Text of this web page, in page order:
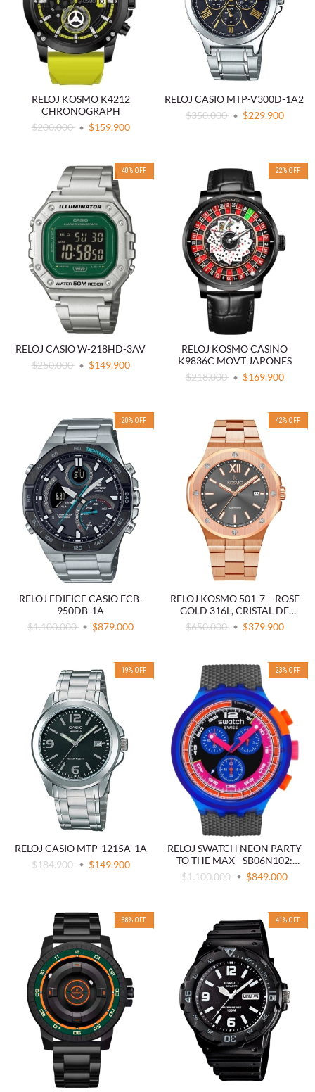
RELOJ KOSMO K4212
CHRONOGRAPH
$200.000
$159.900
RELOJ CASIO MTP-V300D-1A2
$350.000
$229.900
40% OFF
RELOJ CASIO W-218HD-3AV
$250.000
$149.900
22% OFF
RELOJ KOSMO CASINO
K9836C MOVT JAPONES
$218.000
$169.900
20% OFF
RELOJ EDIFICE CASIO ECB-
950DB-1A
$1.100.000
$879.000
42% OFF
RELOJ KOSMO 501-7 – ROSE
GOLD 316L, CRISTAL DE
ZAFIRO, ESFERA GRIS , 5ATM
$650.000 $379.900
19% OFF
RELOJ CASIO MTP-1215A-1A
$184.900
$149.900
23% OFF
RELOJ SWATCH NEON PARTY
TO THE MAX - SB06N102:
AUDACIA Y ESTILO
$1.100.000 $849.000
38% OFF 41 % OFF